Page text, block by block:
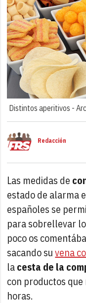
Distintos aperitivos -
Redacción
Las medidas de
estado de alarma
españoles se
para sobrellevar
poco os
sacando suvena
lacesta de la
con productos
horas.